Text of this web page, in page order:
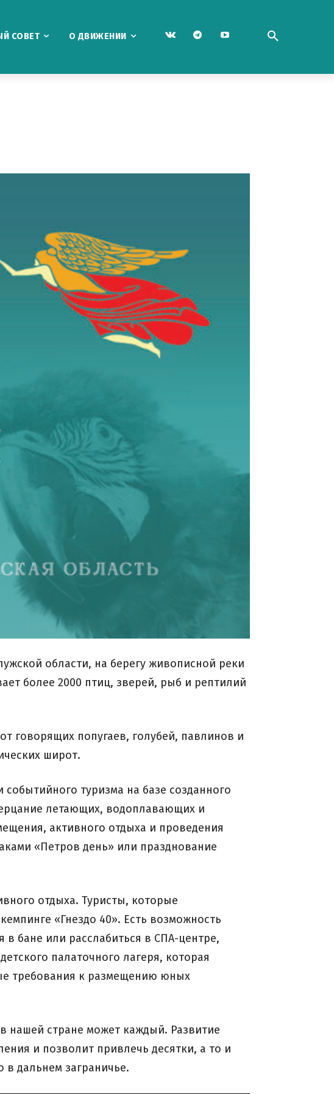
СОВЕТ О ДВИЖЕНИИ
области, на берегу живописной реки
более 2000 птиц, зверей, рыб и рептилий
говорящих попугаев, голубей, павлинов и
широт.
туризма на базе созданного
летающих, водоплавающих и
активного отдыха и проведения
«Петров день» или празднование
отдыха. Туристы, которые
«Гнездо 40». Есть возможность
бане или расслабиться в СПА-центре,
палаточного лагеря, которая
требования к размещению юных
нашей стране может каждый. Развитие
и позволит привлечь десятки, а то и
в дальнем заграничье.